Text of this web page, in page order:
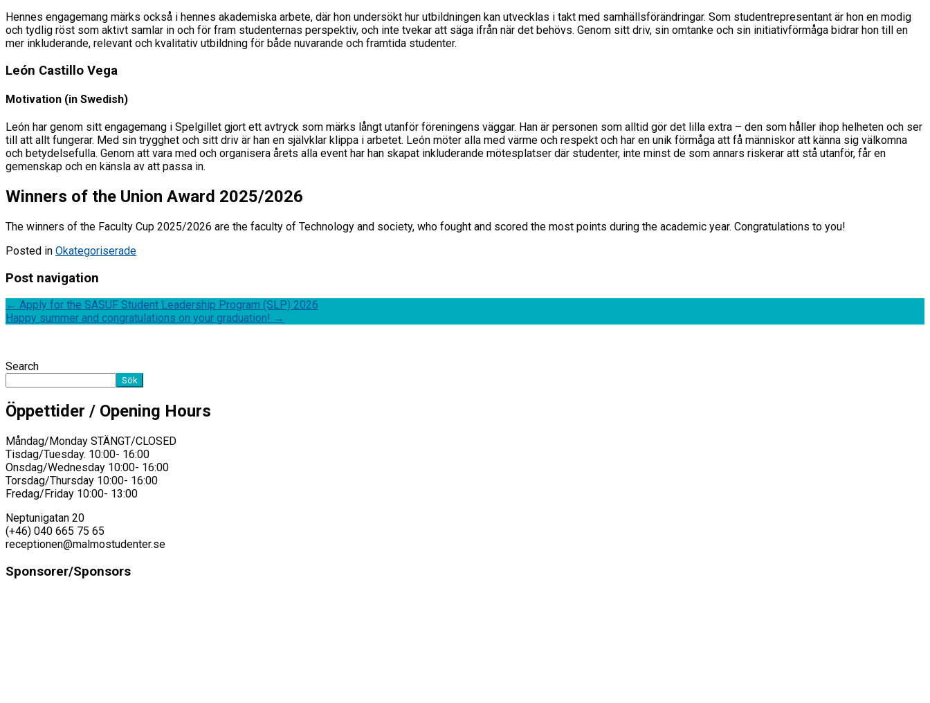
Hennes engagemang märks också i hennes akademiska arbete, där hon undersökt hur utbildningen kan utvecklas i takt med samhällsförändringar. Som studentrepresentant är hon en modig
och tydlig röst som aktivt samlar in och för fram studenternas perspektiv, och inte tvekar att säga ifrån när det behövs. Genom sitt driv, sin omtanke och sin initiativförmåga bidrar hon till en
mer inkluderande, relevant och kvalitativ utbildning för både nuvarande och framtida studenter.
León Castillo Vega
Motivation (in Swedish)
León har genom sitt engagemang i Spelgillet gjort ett avtryck som märks långt utanför föreningens väggar. Han är personen som alltid gör det lilla extra – den som håller ihop helheten och ser
till att allt fungerar. Med sin trygghet och sitt driv är han en självklar klippa i arbetet. León möter alla med värme och respekt och har en unik förmåga att få människor att känna sig välkomna
och betydelsefulla. Genom att vara med och organisera årets alla event har han skapat inkluderande mötesplatser där studenter, inte minst de som annars riskerar att stå utanför, får en
gemenskap och en känsla av att passa in.
Winners of the Union Award 2025/2026
The winners of the Faculty Cup 2025/2026 are the faculty of Technology and society, who fought and scored the most points during the academic year. Congratulations to you!
Posted in Okategoriserade
Post navigation
← Apply for the SASUF Student Leadership Program (SLP) 2026
Happy summer and congratulations on your graduation! →
Search
Sök
Öppettider / Opening Hours
Måndag/Monday STÄNGT/CLOSED
Tisdag/Tuesday. 10:00- 16:00
Onsdag/Wednesday 10:00- 16:00
Torsdag/Thursday 10:00- 16:00
Fredag/Friday 10:00- 13:00
Neptunigatan 20
(+46) 040 665 75 65
receptionen@malmostudenter.se
Sponsorer/Sponsors